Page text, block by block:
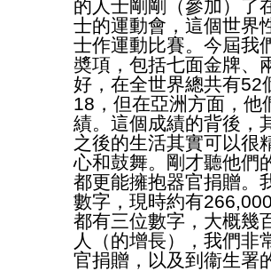
的人士剛剛（參加）了
士的運動會，這個世界
士作運動比賽。今屆我
奬項，包括七面金牌、
好，在全世界總共有52
18，但在亞洲方面，他
績。這個成績的背後，
之後的生活其實可以很
心和鼓舞。剛才聽他們
都更能擁抱器官捐贈。
數字，現時約有
都有三位數字，大概幾
人（的增長），我們非
官捐贈，以及到衞生署